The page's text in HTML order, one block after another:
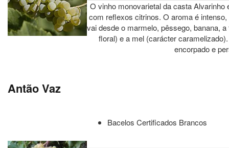
O vinho monovarietal da casta Alvarinho
com reflexos citrinos. O aroma é
vai desde o marmelo, pêssego, banana,
floral) e a mel (carácter
encorpado e
Antão Vaz
Bacelos Certificados Brancos